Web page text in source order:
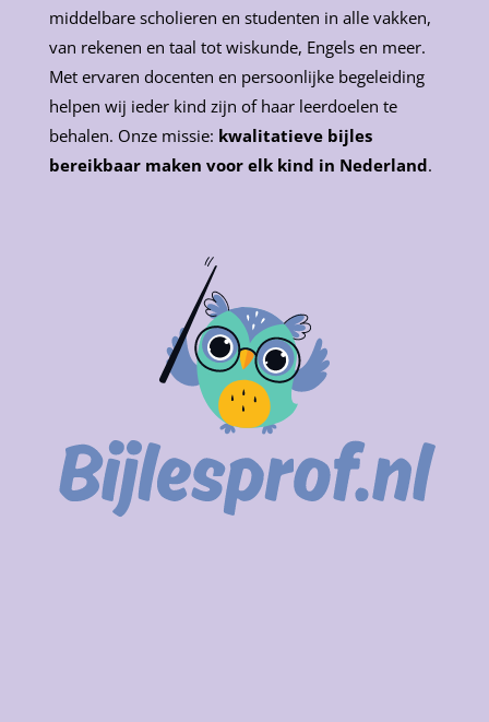
middelbare scholieren en studenten in alle vakken,
van rekenen en taal tot wiskunde, Engels en meer.
Met ervaren docenten en persoonlijke begeleiding
helpen wij ieder kind zijn of haar leerdoelen te
behalen. Onze missie: kwalitatieve bijles
bereikbaar maken voor elk kind in Nederland.